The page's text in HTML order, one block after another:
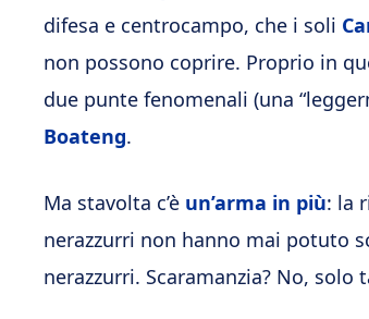
difesa e centrocampo, che i soli
non possono coprire. Proprio in
due punte fenomenali (una
Boateng.
Ma stavolta c’è un’arma in più: la
nerazzurri non hanno mai potuto
nerazzurri. Scaramanzia? No, solo